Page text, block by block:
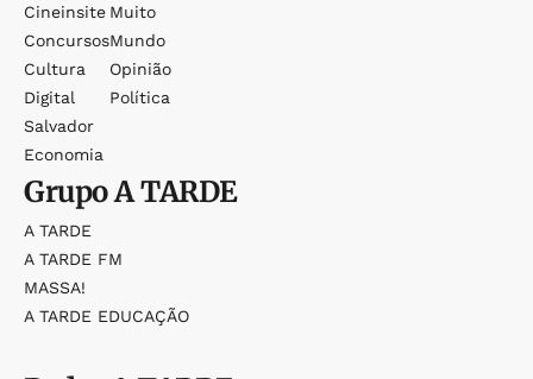
Cineinsite
Concursos
Cultura
Digital
Salvador
Economia
Muito
Mundo
Opinião
Política
GrupoA TARDE
A TARDE
A TARDE FM
MASSA!
A TARDE EDUCAÇÃO